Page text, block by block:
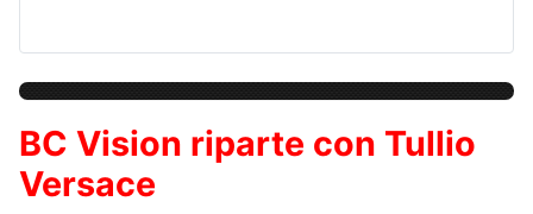
BC Vision riparte con Tullio
Versace